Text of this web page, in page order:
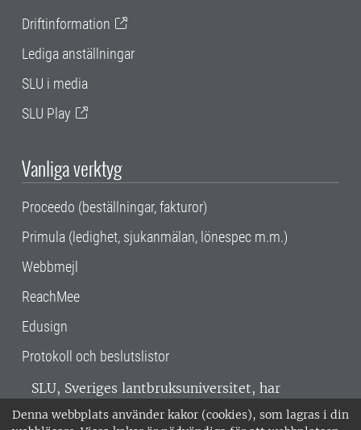
Denna webbplats använder kakor (cookies), som lagras i din
Driftinformation
Lediga anställningar
SLU i media
SLU Play
Vanliga verktyg
Proceedo (beställningar, fakturor)
Primula (ledighet, sjukanmälan, lönespec m.m.)
Webbmejl
ReachMee
Edusign
Protokoll och beslutslistor
SLU, Sveriges lantbruksuniversitet, har
verksamhet över hela Sverige. Huvudorter är
Alnarp, Uppsala och Umeå.SLU är